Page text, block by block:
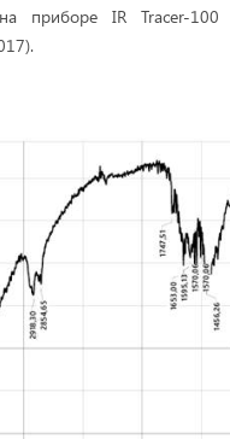
приборе IR Tracer-100